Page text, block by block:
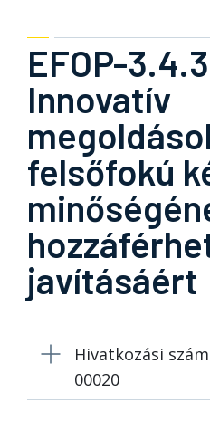
EFOP-
Innovatív
felsőfokú
javításáért
Hivatkozási
00020